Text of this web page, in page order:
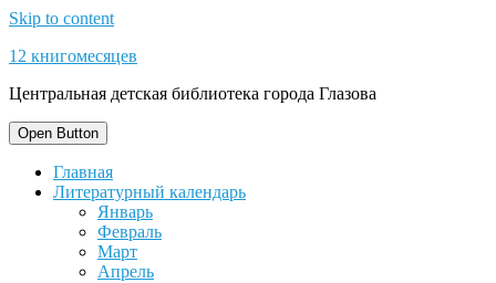
Skip to content
12 книгомесяцев
Центральная детская библиотека города Глазова
Open Button
Главная
Литературный календарь
Январь
Февраль
Март
Апрель